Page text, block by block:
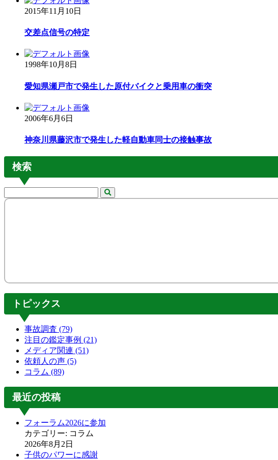
2015年11月10日
交差点信号の特定
1998年10月8日
愛知県瀬戸市で発生した原付バイクと乗用車の衝突
2006年6月6日
神奈川県藤沢市で発生した軽自動車同士の接触事故
検索
トピックス
事故調査 (79)
注目の鑑定事例 (21)
メディア関連 (51)
依頼人の声 (5)
コラム (89)
最近の投稿
フォーラム2026に参加
カテゴリー: コラム
2026年8月2日
子供のパワーに感謝